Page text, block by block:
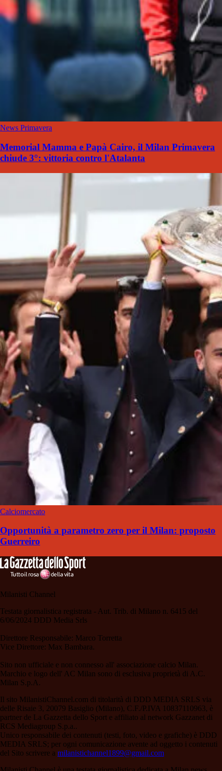
News Primavera
Memorial Mamma e Papà Cairo, il Milan Primavera
chiude 3°: vittoria contro l'Atalanta
Calciomercato
Opportunità a parametro zero per il Milan: proposto
Guerreiro
Milanisti Channel
Testata giornalistica registrata - Aut. Trib. di Milano n. 6415 del
6/06/2024 DDD Media Srls
Direttore Responsabile: Marco Torretta
Vice Direttore: Max Bambara.
Sito non ufficiale e non connesso all' associazione calcio Milan.
Marchio e logo dell' AC Milan sono di esclusiva proprietà di A.C.
Milan S.p.A.
Il sito MilanistiChannel.com di titolarità di DDD MEDIA SRLS via
delle Risaie 3, 20079 Basiglio (Milano), C.F./P.IVA 10837110963, è
partner de La Gazzetta dello Sport e affiliato al network Gazzanet di
RCS Mediagroup S.p.a..
Unico responsabile dei contenuti (testi, foto, video e grafiche) è DDD
MEDIA SRLS; per ogni comunicazione avente ad oggetto i contenuti
del Sito scrivere a milanistichannel1899@gmail.com